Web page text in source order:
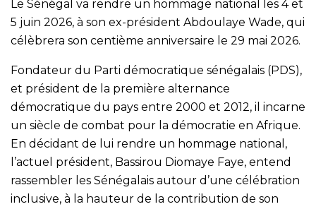
Le Sénégal va rendre un hommage national les 4 et
5 juin 2026, à son ex-président Abdoulaye Wade, qui
célèbrera son centième anniversaire le 29 mai 2026.
Fondateur du Parti démocratique sénégalais (PDS),
et président de la première alternance
démocratique du pays entre 2000 et 2012, il incarne
un siècle de combat pour la démocratie en Afrique.
En décidant de lui rendre un hommage national,
l’actuel président, Bassirou Diomaye Faye, entend
rassembler les Sénégalais autour d’une célébration
inclusive, à la hauteur de la contribution de son